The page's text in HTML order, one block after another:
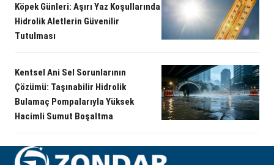
Köpek Günleri: Aşırı Yaz Koşullarında
Hidrolik Aletlerin Güvenilir
Tutulması
Kentsel Ani Sel Sorunlarının
Çözümü: Taşınabilir Hidrolik
Bulamaç Pompalarıyla Yüksek
Hacimli Sumut Boşaltma